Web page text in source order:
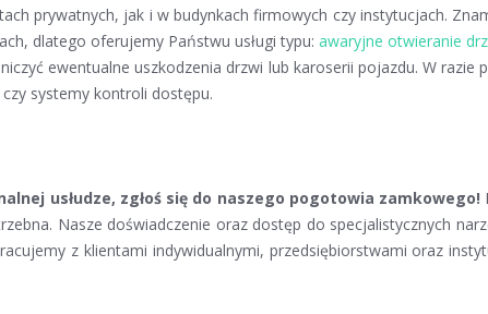
prywatnych, jak i w budynkach firmowych czy instytucjach.
dlatego oferujemy Państwu usługi typu: awaryjne otwieranie
ewentualne uszkodzenia drzwi lub karoserii pojazdu. W
systemy kontroli dostępu.
usłudze, zgłoś się do naszego pogotowia zamkowego!
Nasze doświadczenie oraz dostęp do specjalistycznych
z klientami indywidualnymi, przedsiębiorstwami oraz